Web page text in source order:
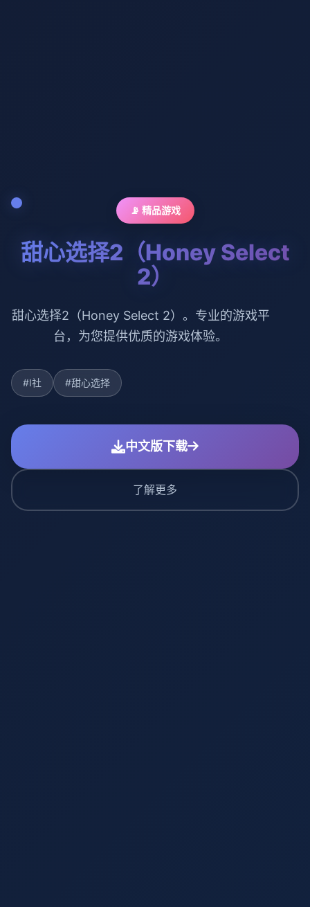
📡 精品游戏
甜心选择2（Honey Select
2）
甜心选择2（Honey Select 2）。专业的游戏平
台，为您提供优质的游戏体验。
#I社 #甜心选择
中文版下载
了解更多